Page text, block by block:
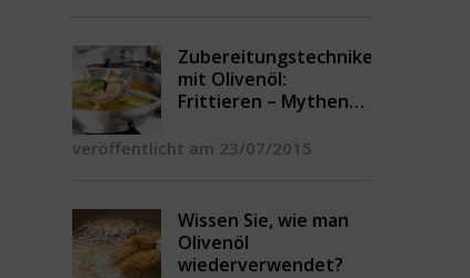
Zubereitungstechniken
mit Olivenöl:
Frittieren – Mythen
veröffentlicht am 23/07/2015
Wissen Sie, wie man
Olivenöl
wiederverwendet?